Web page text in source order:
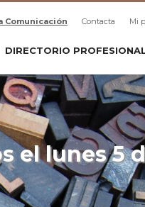
Comunicación Contacta Mi
DIRECTORIO
el lunes 5